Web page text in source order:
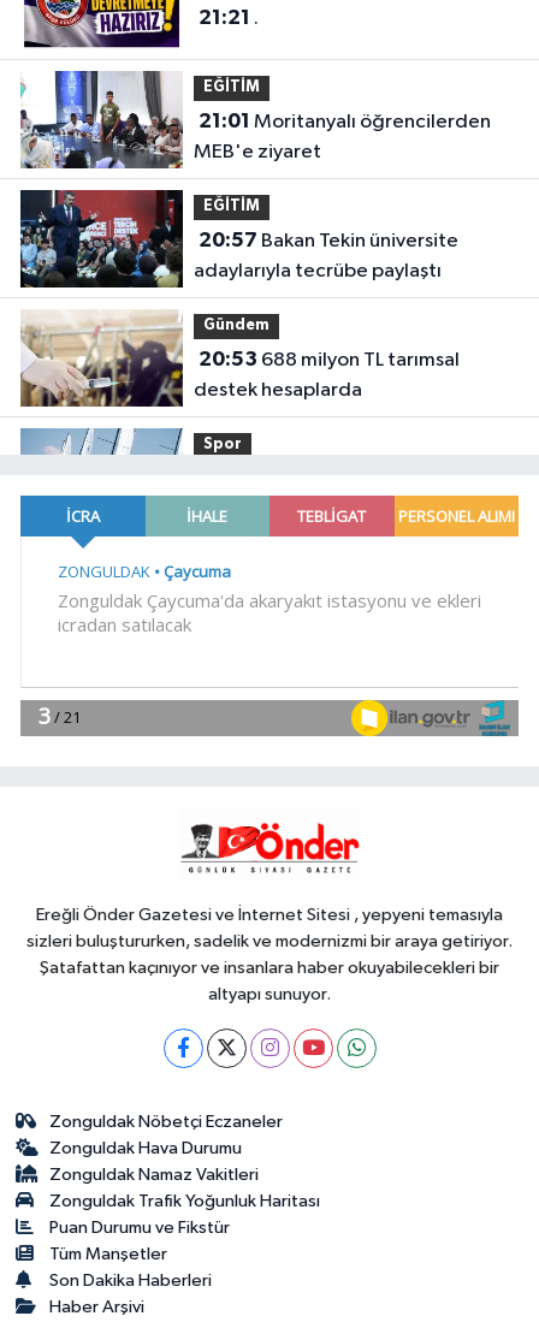
21:21 .
EĞİTİM
21:01
MEB'e ziyaret
EĞİTİM
20:57
adaylarıyla tecrübe paylaştı
Gündem
20:53
destek hesaplarda
Spor
mücadelesi ilk günde nefes kesti
18:55Bursa'da tarihi eser
18:45Yapay zeka genç
girişimcilere yeni kapılar açıyor
Ereğli Önder Gazetesi ve İnternet Sitesi , yepyeni temasıyla
sizleri buluştururken, sadelik ve modernizmi bir araya getiriyor.
Şatafattan kaçınıyor ve insanlara haber okuyabilecekleri bir
altyapı sunuyor.
Zonguldak Nöbetçi Eczaneler
Zonguldak Hava Durumu
Zonguldak Namaz Vakitleri
Zonguldak Trafik Yoğunluk Haritası
Puan Durumu ve Fikstür
Tüm Manşetler
Son Dakika Haberleri
Haber Arşivi